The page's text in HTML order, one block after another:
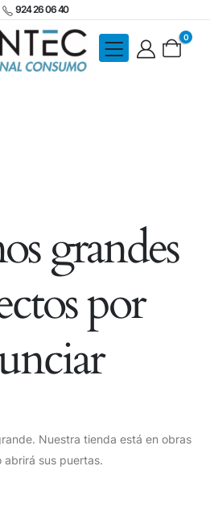
924 26 06 40
0
grandes
por
Nuestra tienda está en obras
abrirá sus puertas.